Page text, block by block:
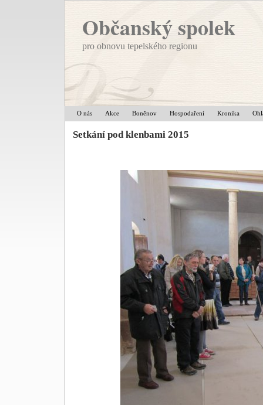
Občanský spolek
pro obnovu tepelského regionu
O nás Akce Boněnov Hospodaření Kronika
Setkání pod klenbami 2015